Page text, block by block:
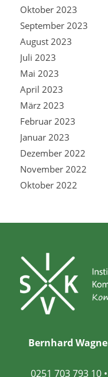
Oktober 2023
September 2023
August 2023
Juli 2023
Mai 2023
April 2023
März 2023
Februar 2023
Januar 2023
Dezember 2022
November 2022
Oktober 2022
Bernhard
0251 703 793 10•